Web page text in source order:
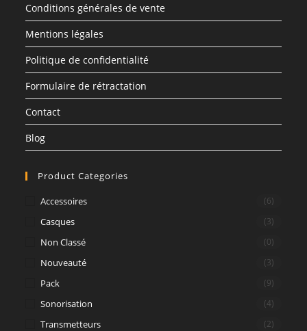
Conditions générales de vente
Mentions légales
Politique de confidentialité
Formulaire de rétractation
Contact
Blog
Product Categories
Accessoires (6)
Casques (3)
Non Classé (0)
Nouveauté (3)
Pack (9)
Sonorisation (4)
Transmetteurs (2)